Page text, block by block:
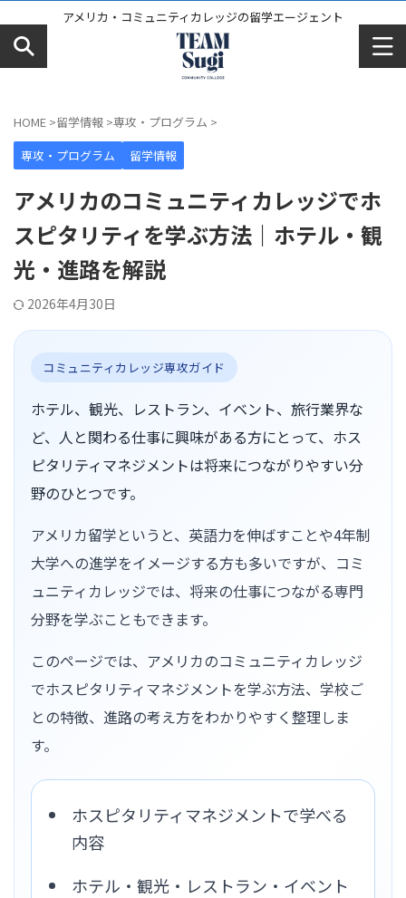
アメリカ・コミュニティカレッジの留学エージェント
HOME >留学情報 >専攻・プログラム >
専攻・プログラム
留学情報
アメリカのコミュニティカレッジでホ
スピタリティを学ぶ方法｜ホテル・観
光・進路を解説
2026年4月30日
コミュニティカレッジ専攻ガイド
ホテル、観光、レストラン、イベント、旅行業界な
ど、人と関わる仕事に興味がある方にとって、ホス
ピタリティマネジメントは将来につながりやすい分
野のひとつです。
アメリカ留学というと、英語力を伸ばすことや4年制
大学への進学をイメージする方も多いですが、コミ
ュニティカレッジでは、将来の仕事につながる専門
分野を学ぶこともできます。
このページでは、アメリカのコミュニティカレッジ
でホスピタリティマネジメントを学ぶ方法、学校ご
との特徴、進路の考え方をわかりやすく整理しま
す。
ホスピタリティマネジメントで学べる
内容
ホテル・観光・レストラン・イベント